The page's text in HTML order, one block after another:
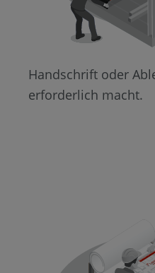
Handschrift oder
erforderlich macht.